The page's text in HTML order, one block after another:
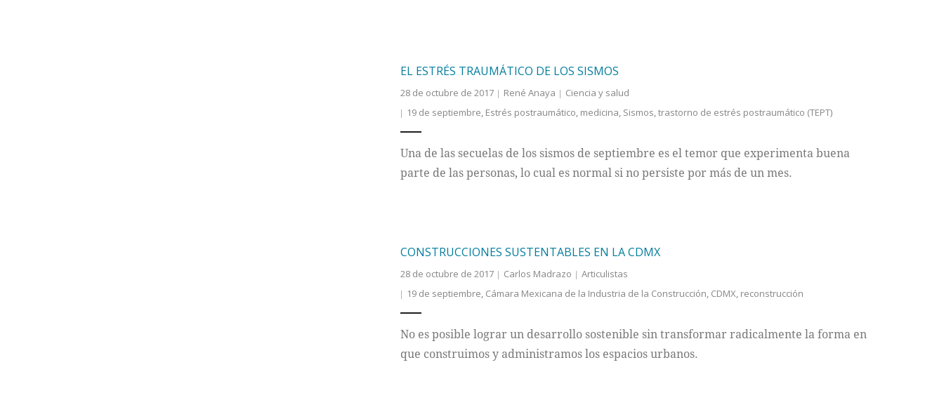
EL ESTRÉS TRAUMÁTICO DE LOS SISMOS
28 de octubre de 2017 René Anaya
Ciencia y salud
19 de septiembre Estrés postraumático medicina Sismos trastorno de estrés postraumático (TEPT)
Una de las secuelas de los sismos de septiembre es el temor que experimenta buena
parte de las personas, lo cual es normal si no persiste por más de un mes.
CONSTRUCCIONES SUSTENTABLES EN LA CDMX
28 de octubre de 2017 Carlos Madrazo
Articulistas
19 de septiembre Cámara Mexicana de la Industria de la Construcción CDMX reconstrucción
No es posible lograr un desarrollo sostenible sin transformar radicalmente la forma en
que construimos y administramos los espacios urbanos.